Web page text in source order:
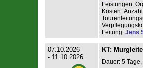
Leistungen:
Kosten:
Leitung: Jens
07.10.2026
- 11.10.2026
KT:
Dauer: 5